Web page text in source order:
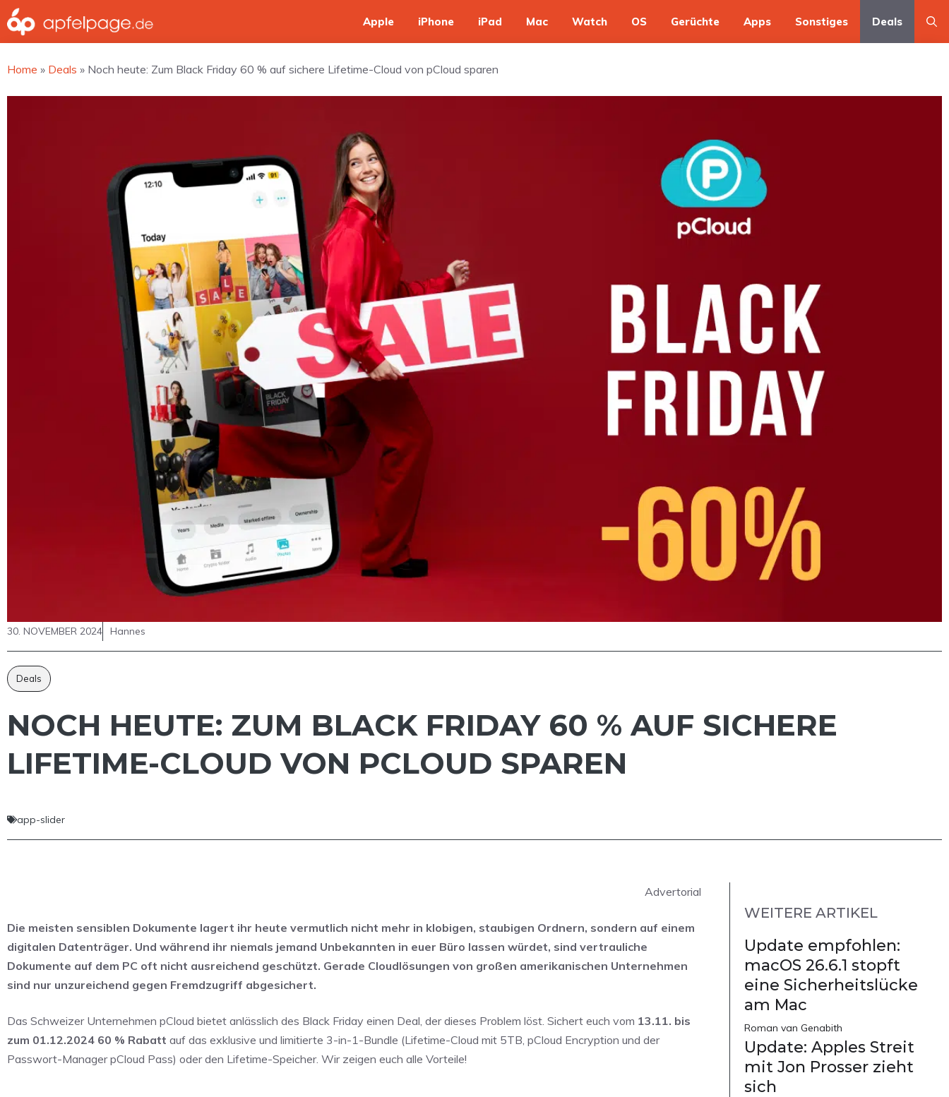
Zum
Inhalt
springen
Apple iPhone iPad Mac Watch OS Gerüchte Apps Sonstiges Deals
Home » Deals » Noch heute: Zum Black Friday 60 % auf sichere Lifetime-Cloud von pCloud sparen
30. NOVEMBER 2024 Hannes
Deals
NOCH HEUTE: ZUM BLACK FRIDAY 60 % AUF SICHERE
LIFETIME-CLOUD VON PCLOUD SPAREN
app-slider
Advertorial
Die meisten sensiblen Dokumente lagert ihr heute vermutlich nicht mehr in klobigen, staubigen Ordnern, sondern auf einem
digitalen Datenträger. Und während ihr niemals jemand Unbekannten in euer Büro lassen würdet, sind vertrauliche
Dokumente auf dem PC oft nicht ausreichend geschützt. Gerade Cloudlösungen von großen amerikanischen Unternehmen
sind nur unzureichend gegen Fremdzugriff abgesichert.
Das Schweizer Unternehmen pCloud bietet anlässlich des Black Friday einen Deal, der dieses Problem löst. Sichert euch vom 13.11. bis
zum 01.12.2024 60 % Rabatt auf das exklusive und limitierte 3-in-1-Bundle (Lifetime-Cloud mit 5TB, pCloud Encryption und der
Passwort-Manager pCloud Pass) oder den Lifetime-Speicher. Wir zeigen euch alle Vorteile!
WEITERE ARTIKEL
Update empfohlen:
macOS 26.6.1 stopft
eine Sicherheitslücke
am Mac
Roman van Genabith
Update: Apples Streit
mit Jon Prosser zieht
sich